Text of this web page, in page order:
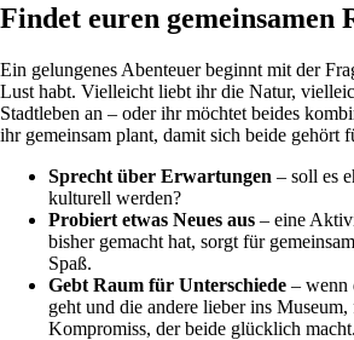
Findet euren gemeinsamen
Ein gelungenes Abenteuer beginnt mit der
Lust habt. Vielleicht liebt ihr die Natur,
Stadtleben an – oder ihr möchtet beides
ihr gemeinsam plant, damit sich beide gehört
Sprecht über Erwartungen – soll es
kulturell werden?
Probiert etwas Neues aus – eine
bisher gemacht hat, sorgt für
Spaß.
Gebt Raum für Unterschiede – wenn
geht und die andere lieber ins Museum,
Kompromiss, der beide glücklich macht.